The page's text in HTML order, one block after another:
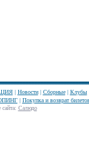
| Новости| Сборные| Клубы
| Покупка и возврат
: Салюдо